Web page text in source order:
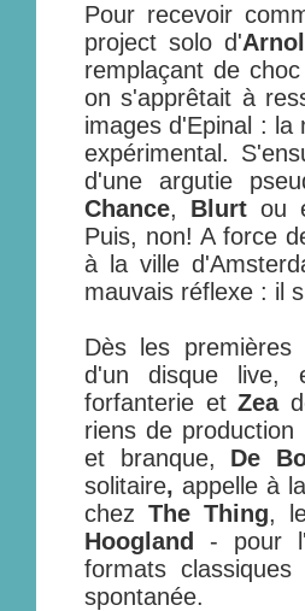
Pour recevoir
project solo d'
remplaçant de
on s'apprêtait à
images d'Epinal : la
expérimental.
d'une argutie
Chance, Blurt ou
Puis, non! A force
à la ville
mauvais réflexe : il
Dès les
d'un disque live,
forfanterie etZea
riens de
et branque, De
solitaire, appelle à
chez The Thing,
Hoogland
- pour
formats
spontanée.